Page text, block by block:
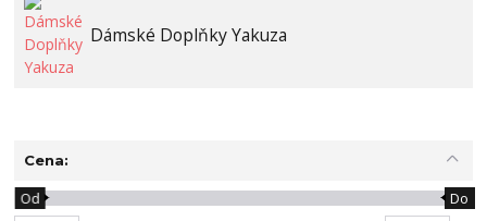
Dámské Doplňky Yakuza
Cena:
Od Do